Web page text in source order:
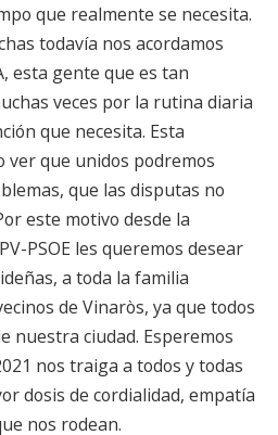
que realmente se necesita.
todavía nos acordamos
esta gente que es tan
veces por la rutina diaria
que necesita. Esta
ver que unidos podremos
que las disputas no
este motivo desde la
PSOE les queremos desear
a toda la familia
de Vinaròs, ya que todos
nuestra ciudad. Esperemos
nos traiga a todos y todas
dosis de cordialidad, empatía
nos rodean.